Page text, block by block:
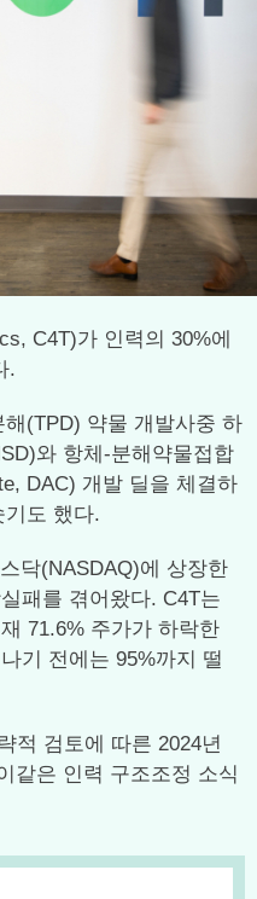
C4T)가 인력의 30%에
.
(TPD) 약물 개발사중 하
와 항체-분해약물접합
DAC) 개발 딜을 체결하
기도 했다.
닥(NASDAQ)에 상장한
패를 겪어왔다. C4T는
71.6% 주가가 하락한
기 전에는 95%까지 떨
적 검토에 따른 2024년
같은 인력 구조조정 소식